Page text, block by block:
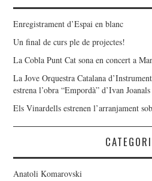
Enregistrament d’Espai en blanc
Un final de curs ple de projectes!
La Cobla Punt Cat sona en concert a
La Jove Orquestra Catalana
estrena l’obra “Empordà” d’Ivan
Els Vinardells estrenen l’arranjament
Anatoli Komarovski